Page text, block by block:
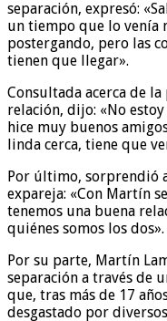
separación, expresó:
un tiempo que lo venía
postergando, pero las
tienen que llegar».
Consultada acerca de
relación, dijo: «No
hice muy buenos
linda cerca, tiene que
Por último, sorprendió
expareja: «Con Martín
tenemos una buena
quiénes somos los dos».
Por su parte, Martín
separación a través de
que, tras más de 17
desgastado por